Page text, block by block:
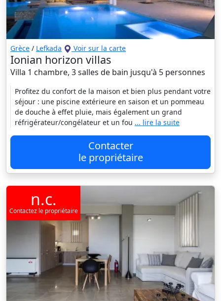
Grèce / Lefkada Voir sur la carte
Ionian horizon villas
Villa 1 chambre, 3 salles de bain jusqu'à 5 personnes
Profitez du confort de la maison et bien plus pendant votre
séjour : une piscine extérieure en saison et un pommeau
de douche à effet pluie, mais également un grand
réfrigérateur/congélateur et un fou ... lire la suite
Contacter
le propriétaire
n.c.
Contactez le propriétaire